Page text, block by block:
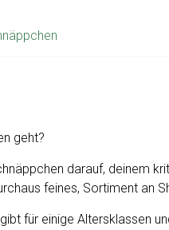
geht?
darauf, deinem
feines, Sortiment an
für einige Altersklassen